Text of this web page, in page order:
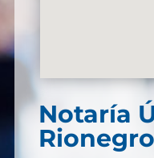
Notaría
Rionegro